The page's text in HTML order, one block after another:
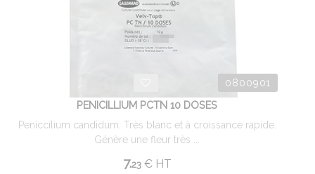
0800901
PENICILLIUM PCTN 10 DOSES
Peniccilium candidum. Très blanc et à croissance rapide.
Génère une fleur très ...
7.23 €HT